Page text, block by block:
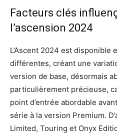
Facteurs clés
l’ascension 2024
L’Ascent 2024 est disponible
différentes, créant une
version de base, désormais
particulièrement précieuse,
point d’entrée abordable
série à la version Premium.
Limited, Touring et Onyx